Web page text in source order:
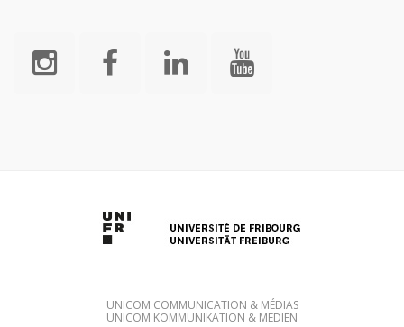
UNICOM COMMUNICATION & MÉDIAS
UNICOM KOMMUNIKATION & MEDIEN